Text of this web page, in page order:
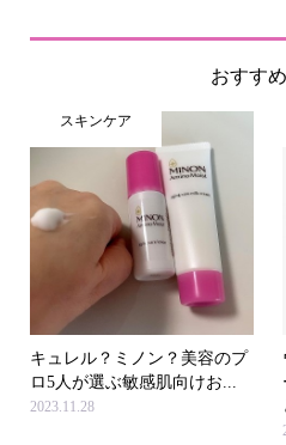
おすす
スキンケア
キュレル？ミノン？美容のプ
ロ5人が選ぶ敏感肌向けお...
2023.11.28